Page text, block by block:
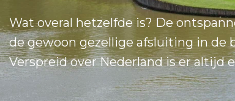
Wat overal hetzelfde is? De
de gewoon gezellige afsluiting in de
Verspreid over Nederland is er altijd